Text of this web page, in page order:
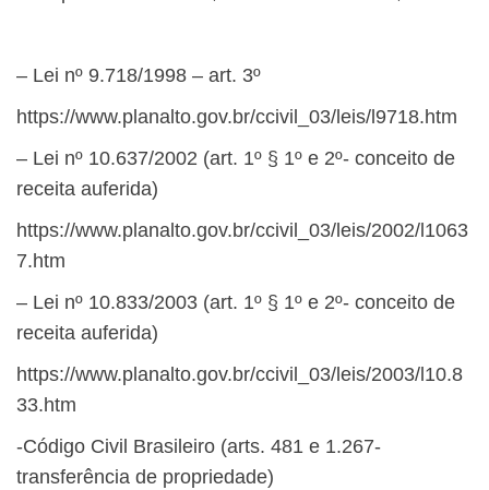
– Lei nº 9.718/1998 – art. 3º
https://www.planalto.gov.br/ccivil_03/leis/l9718.htm
– Lei nº 10.637/2002 (art. 1º § 1º e 2º- conceito de
receita auferida)
https://www.planalto.gov.br/ccivil_03/leis/2002/l1063
7.htm
– Lei nº 10.833/2003 (art. 1º § 1º e 2º- conceito de
receita auferida)
https://www.planalto.gov.br/ccivil_03/leis/2003/l10.8
33.htm
-Código Civil Brasileiro (arts. 481 e 1.267-
transferência de propriedade)